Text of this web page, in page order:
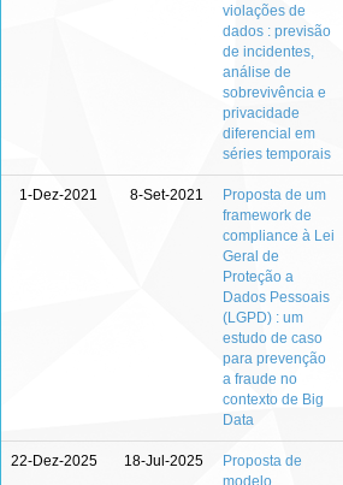
violações de
dados : previsão
de incidentes,
análise de
sobrevivência e
privacidade
diferencial em
séries temporais
1-Dez-2021 8-Set-2021
Proposta de um
framework de
compliance à Lei
Geral de
Proteção a
Dados Pessoais
(LGPD) : um
estudo de caso
para prevenção
a fraude no
contexto de Big
Data
22-Dez-2025 18-Jul-2025
Proposta de
modelo